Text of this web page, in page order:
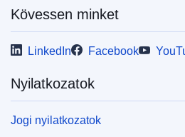
Kövessen minket
LinkedIn Facebook
Nyilatkozatok
Jogi nyilatkozatok